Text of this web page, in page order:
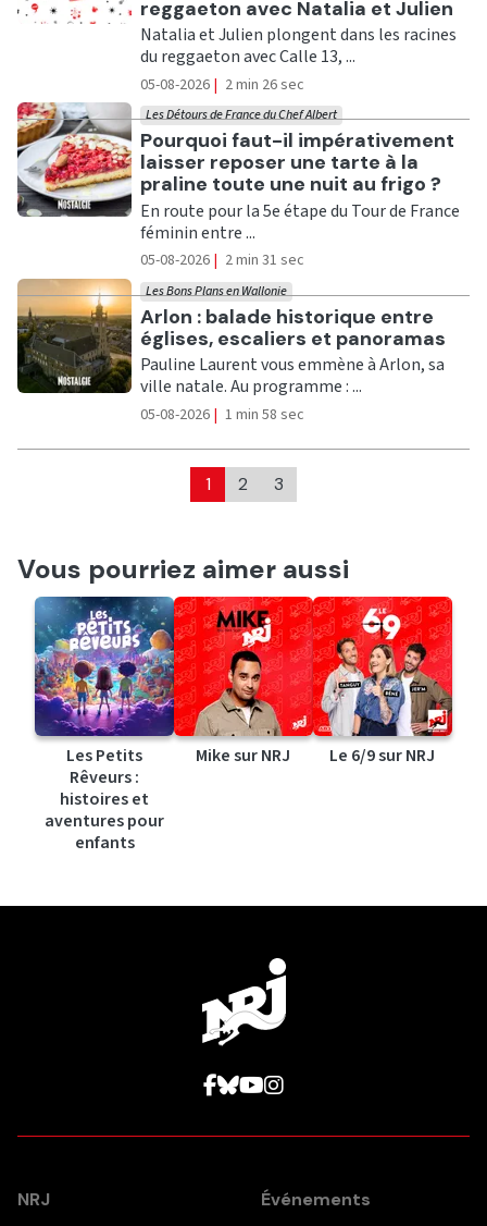
reggaeton avec Natalia et Julien
Natalia et Julien plongent dans les racines
du reggaeton avec Calle 13, ...
05-08-2026 | 2 min 26 sec
Ecouter
Pourquoi faut-il impérativement
laisser reposer une tarte à la
praline toute une nuit au frigo ?
Les Détours de France du Chef Albert
En route pour la 5e étape du Tour de France
féminin entre ...
05-08-2026 | 2 min 31 sec
Ecouter
Arlon : balade historique entre
églises, escaliers et panoramas
Les Bons Plans en Wallonie
Pauline Laurent vous emmène à Arlon, sa
ville natale. Au programme : ...
05-08-2026 | 1 min 58 sec
1 2 3
Vous pourriez aimer aussi
Les Petits
Rêveurs :
histoires et
aventures pour
enfants
Mike sur NRJ Le 6/9 sur NRJ
NRJ Événements